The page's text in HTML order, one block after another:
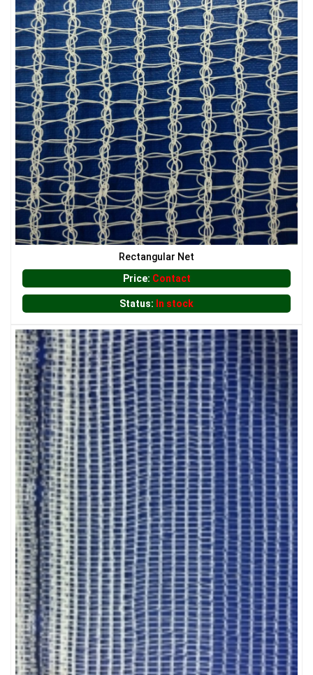
LƯỚI PHƠI NÔNG SẢN
LƯỚI HÀNG RÀO HÌNH VUÔNG
LƯỚI NUÔI TRỒNG HẢI SẢN
LƯỚI CHE NẮNG
LƯỚI CHẮN CHIM
LƯỚI PHƠI NÔNG SẢN
Rectangular Net
Price: Contact
Status: In stock